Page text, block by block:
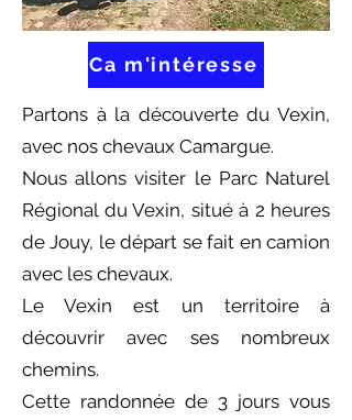
Ca m'intéresse
Partons à la découverte du Vexin,
avec nos chevaux Camargue.
Nous allons visiter le Parc Naturel
Régional du Vexin, situé à 2 heures
de Jouy, le départ se fait en camion
avec les chevaux.
Le Vexin est un territoire à
découvrir avec ses nombreux
chemins.
Cette randonnée de 3 jours vous